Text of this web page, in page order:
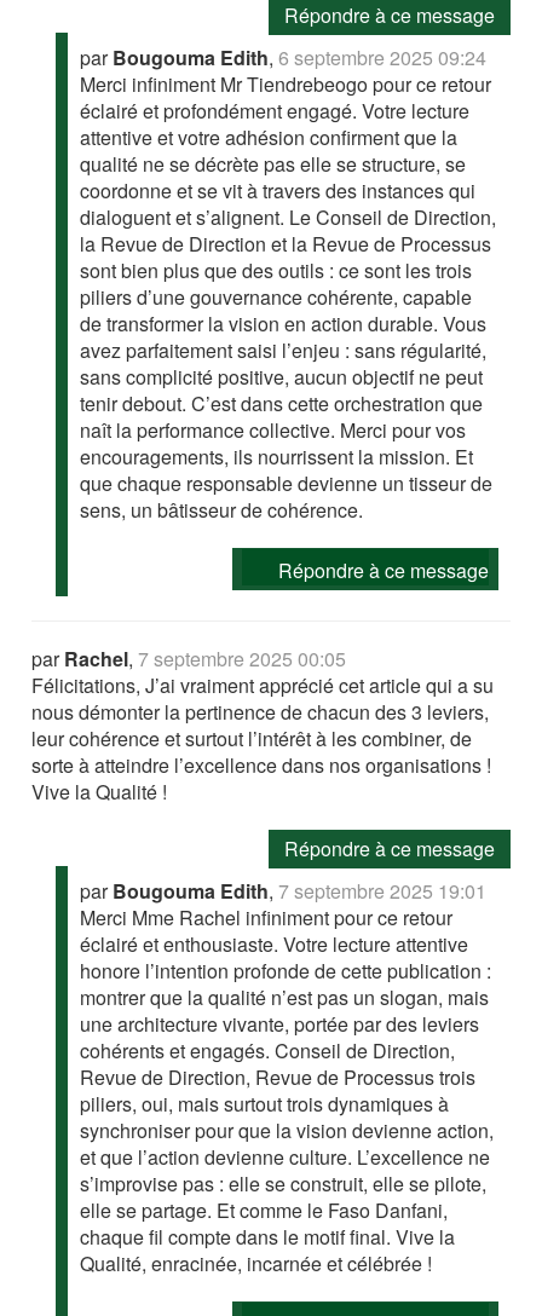
Répondre à ce message
parBougouma Edith,6 septembre 2025 09:24
Merci infiniment Mr Tiendrebeogo pour ce retour
éclairé et profondément engagé. Votre lecture
attentive et votre adhésion confirment que la
qualité ne se décrète pas elle se structure, se
coordonne et se vit à travers des instances qui
dialoguent et s’alignent. Le Conseil de Direction,
la Revue de Direction et la Revue de Processus
sont bien plus que des outils : ce sont les trois
piliers d’une gouvernance cohérente, capable
de transformer la vision en action durable. Vous
avez parfaitement saisi l’enjeu : sans régularité,
sans complicité positive, aucun objectif ne peut
tenir debout. C’est dans cette orchestration que
naît la performance collective. Merci pour vos
encouragements, ils nourrissent la mission. Et
que chaque responsable devienne un tisseur de
sens, un bâtisseur de cohérence.
Répondre à ce message
parRachel,7 septembre 2025 00:05
Félicitations, J’ai vraiment apprécié cet article qui a su
nous démonter la pertinence de chacun des 3 leviers,
leur cohérence et surtout l’intérêt à les combiner, de
sorte à atteindre l’excellence dans nos organisations !
Vive la Qualité !
Répondre à ce message
parBougouma Edith,7 septembre 2025 19:01
Merci Mme Rachel infiniment pour ce retour
éclairé et enthousiaste. Votre lecture attentive
honore l’intention profonde de cette publication :
montrer que la qualité n’est pas un slogan, mais
une architecture vivante, portée par des leviers
cohérents et engagés. Conseil de Direction,
Revue de Direction, Revue de Processus trois
piliers, oui, mais surtout trois dynamiques à
synchroniser pour que la vision devienne action,
et que l’action devienne culture. L’excellence ne
s’improvise pas : elle se construit, elle se pilote,
elle se partage. Et comme le Faso Danfani,
chaque fil compte dans le motif final. Vive la
Qualité, enracinée, incarnée et célébrée !